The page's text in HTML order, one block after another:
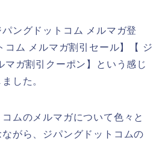
ングドットコム メルマガ登
コム メルマガ割引セール】【 ジ
マガ割引クーポン】という感じ
した。
ムのメルマガについて色々と
がら、ジパングドットコムの